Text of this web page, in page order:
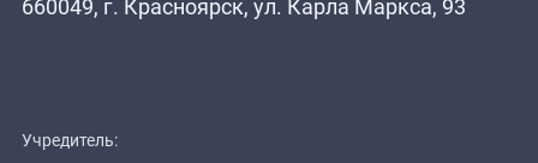
660049, г. Красноярск, ул. Карла Маркса, 93
Учредитель: